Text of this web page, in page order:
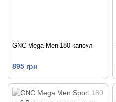
GNC Mega Men 180 капсул
895 грн